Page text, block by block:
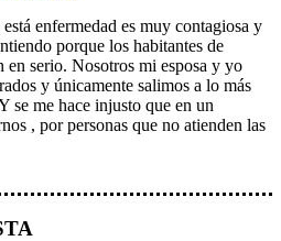
enfermedad es muy contagiosa y
porque los habitantes de
serio. Nosotros mi esposa y yo
y únicamente salimos a lo más
se me hace injusto que en un
, por personas que no atienden las